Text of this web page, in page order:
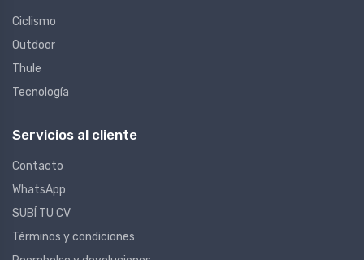
Ciclismo
Outdoor
Thule
Tecnología
Servicios al cliente
Contacto
WhatsApp
SUBÍ TU CV
Términos y condiciones